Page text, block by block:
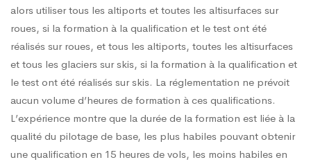
alors utiliser tous les altiports et toutes les altisurfaces sur
roues, si la formation à la qualification et le test ont été
réalisés sur roues, et tous les altiports, toutes les altisurfaces
et tous les glaciers sur skis, si la formation à la qualification et
le test ont été réalisés sur skis. La réglementation ne prévoit
aucun volume d’heures de formation à ces qualifications.
L’expérience montre que la durée de la formation est liée à la
qualité du pilotage de base, les plus habiles pouvant obtenir
une qualification en 15 heures de vols, les moins habiles en